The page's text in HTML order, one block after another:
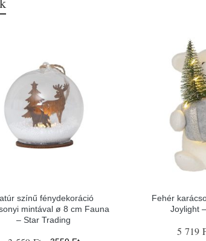
színű fénydekoráció
mintával ø 8 cm Fauna
– Star Trading
Fehér
Joylight
5 719